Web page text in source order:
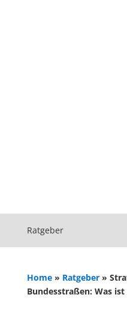
Ratgeber
Home» Ratgeber»
Bundesstraßen: Was